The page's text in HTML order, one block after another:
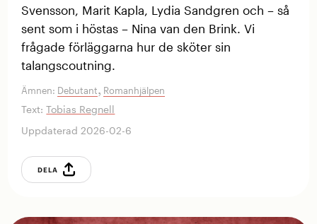
Svensson, Marit Kapla, Lydia Sandgren och – så
sent som i höstas – Nina van den Brink. Vi
frågade förläggarna hur de sköter sin
talangscoutning.
Ämnen: Debutant, Romanhjälpen
Text:Tobias Regnell
Uppdaterad 2026-02-6
DELA